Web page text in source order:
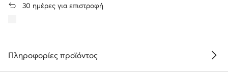
30 ημέρες για επιστροφή
Πληροφορίες προϊόντος